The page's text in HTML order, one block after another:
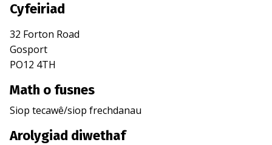
Cyfeiriad
32 Forton Road
Gosport
PO12 4TH
Math o fusnes
Siop tecawê/siop frechdanau
Arolygiad diwethaf